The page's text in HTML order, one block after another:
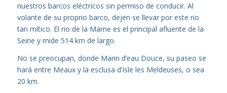
nuestros barcos eléctricos sin permiso de conducir. Al
volante de su proprio barco, dejen se llevar por este rio
tan mítico. El rio de la Marne es el principal afluente de la
Seine y mide 514 km de largo.
No se preocupan, donde Marin d’eau Douce, su paseo se
hará entre Meaux y la esclusa d’Isle les Meldeuses, o sea
20 km.